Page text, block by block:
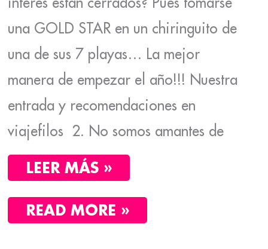
una GOLD STAR en un chiringuito de
una de sus 7 playas… La mejor
manera de empezar el año!!! Nuestra
entrada y recomendaciones en
viajefilos 2. No somos amantes de
LEER MÁS »
READ MORE »